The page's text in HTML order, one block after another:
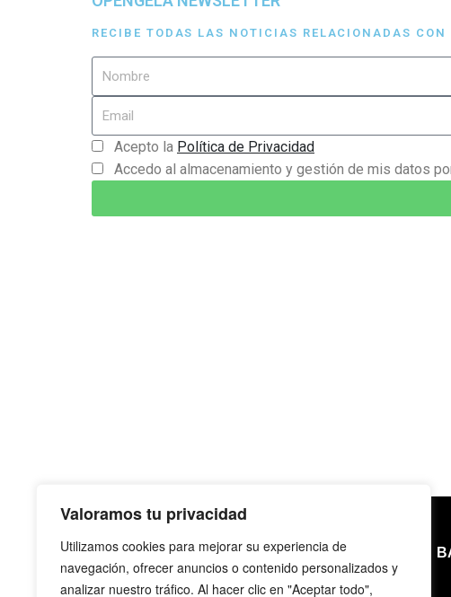
Valoramos tu privacidad
Utilizamos cookies para mejorar su experiencia de
navegación, ofrecer anuncios o contenido personalizados y
analizar nuestro tráfico. Al hacer clic en "Aceptar todo",
RECIBE TODAS LAS NOTICIAS RELACIONADAS CON
Acepto la Política de Privacidad
Accedo al almacenamiento y gestión de mis datos
QUÉ ES